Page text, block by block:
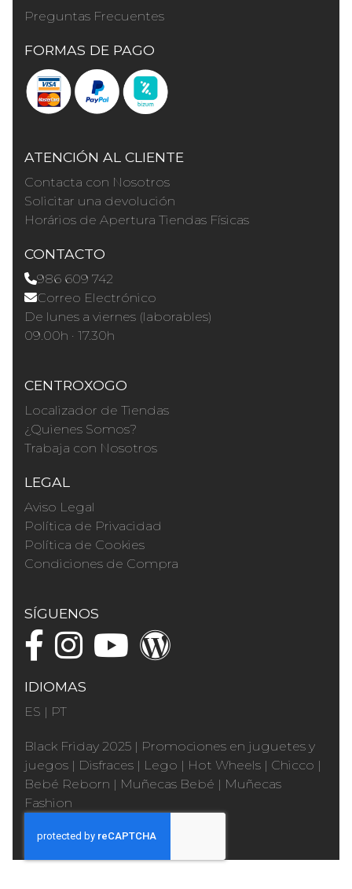
Preguntas Frecuentes
FORMAS DE PAGO
ATENCIÓN AL CLIENTE
Contacta con Nosotros
Solicitar una devolución
Horários de Apertura Tiendas Físicas
CONTACTO
986 609 742
Correo Electrónico
De lunes a viernes (laborables)
09.00h · 17.30h
CENTROXOGO
Localizador de Tiendas
¿Quienes Somos?
Trabaja con Nosotros
LEGAL
Aviso Legal
Política de Privacidad
Política de Cookies
Condiciones de Compra
SÍGUENOS
IDIOMAS
ES | PT
Black Friday 2025 | Promociones en juguetes y
juegos | Disfraces | Lego | Hot Wheels | Chicco |
Bebé Reborn | Muñecas Bebé | Muñecas
Fashion